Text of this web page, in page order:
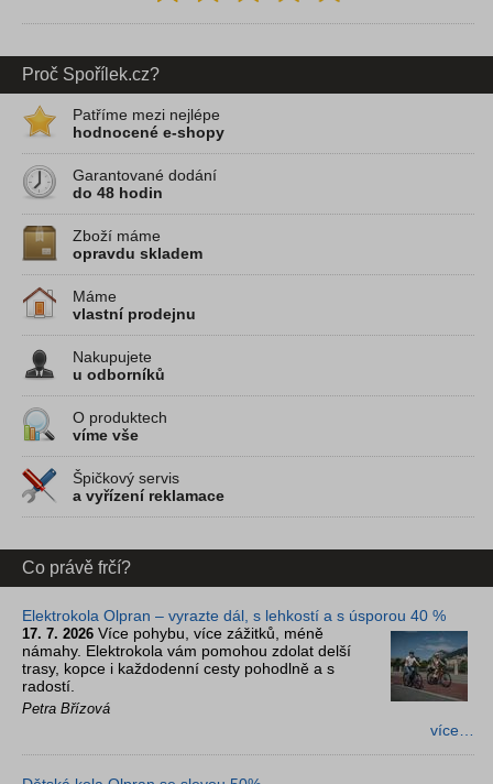
Proč Spořílek.cz?
Patříme mezi nejlépe
hodnocené e-shopy
Garantované dodání
do 48 hodin
Zboží máme
opravdu skladem
Máme
vlastní prodejnu
Nakupujete
u odborníků
O produktech
víme vše
Špičkový servis
a vyřízení reklamace
Co právě frčí?
Elektrokola Olpran – vyrazte dál, s lehkostí a s úsporou 40 %
17. 7. 2026 Více pohybu, více zážitků, méně
námahy. Elektrokola vám pomohou zdolat delší
trasy, kopce i každodenní cesty pohodlně a s
radostí.
Petra Břízová
více…